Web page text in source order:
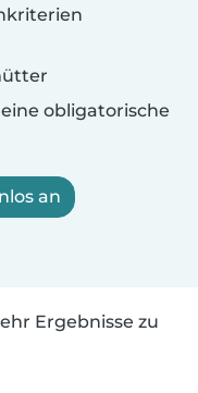
obligatorische
an
Ergebnisse zu